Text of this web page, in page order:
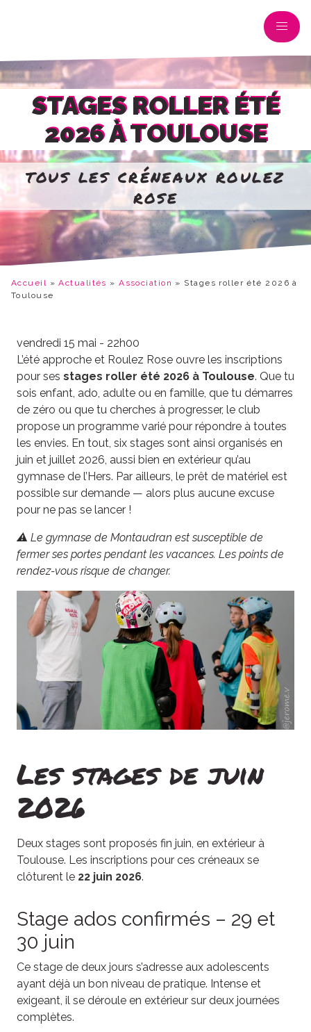
STAGES ROLLER ÉTÉ
2026 À TOULOUSE
tous les créneaux roulez
rose
Accueil »Actualités »Association » Stages roller été 2026 à
Toulouse
vendredi 15 mai - 22h00
L’été approche et Roulez Rose ouvre les inscriptions
pour ses stages roller été 2026 à Toulouse. Que tu
sois enfant, ado, adulte ou en famille, que tu démarres
de zéro ou que tu cherches à progresser, le club
propose un programme varié pour répondre à toutes
les envies. En tout, six stages sont ainsi organisés en
juin et juillet 2026, aussi bien en extérieur qu’au
gymnase de l’Hers. Par ailleurs, le prêt de matériel est
possible sur demande — alors plus aucune excuse
pour ne pas se lancer !
⚠️ Le gymnase de Montaudran est susceptible de
fermer ses portes pendant les vacances. Les points de
rendez-vous risque de changer.
Les stages de juin
2026
Deux stages sont proposés fin juin, en extérieur à
Toulouse. Les inscriptions pour ces créneaux se
clôturent le 22 juin 2026.
Stage ados confirmés – 29 et
30 juin
Ce stage de deux jours s’adresse aux adolescents
ayant déjà un bon niveau de pratique. Intense et
exigeant, il se déroule en extérieur sur deux journées
complètes.